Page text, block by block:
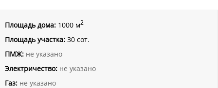
Площадь дома: 1000 м2
Площадь участка: 30 сот.
ПМЖ: не указано
Электричество: не указано
Газ: не указано